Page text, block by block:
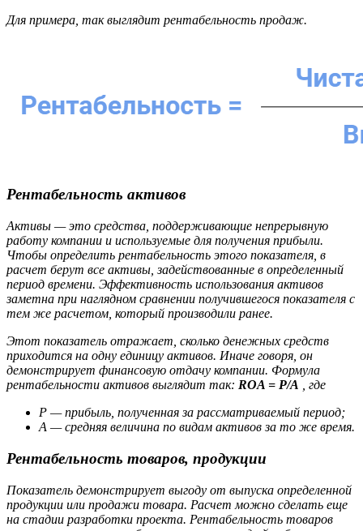
Для примера, так выглядит рентабельность продаж.
Рентабельность активов
Активы — это средства, поддерживающие непрерывную
работу компании и используемые для получения прибыли.
Чтобы определить рентабельность этого показателя, в
расчет берут все активы, задействованные в определенный
период времени. Эффективность использования активов
заметна при наглядном сравнении получившегося показателя с
тем же расчетом, который производили ранее.
Этот показатель отражает, сколько денежных средств
приходится на одну единицу активов. Иначе говоря, он
демонстрирует финансовую отдачу компании. Формула
рентабельности активов выглядит так: ROA = P/A
, где
Р — прибыль, полученная за рассматриваемый период;
А — средняя величина по видам активов за то же время.
Рентабельность товаров, продукции
Показатель демонстрирует выгоду от выпуска определенной
продукции или продажи товара. Расчет можно сделать еще
на стадии разработки проекта. Рентабельность товаров